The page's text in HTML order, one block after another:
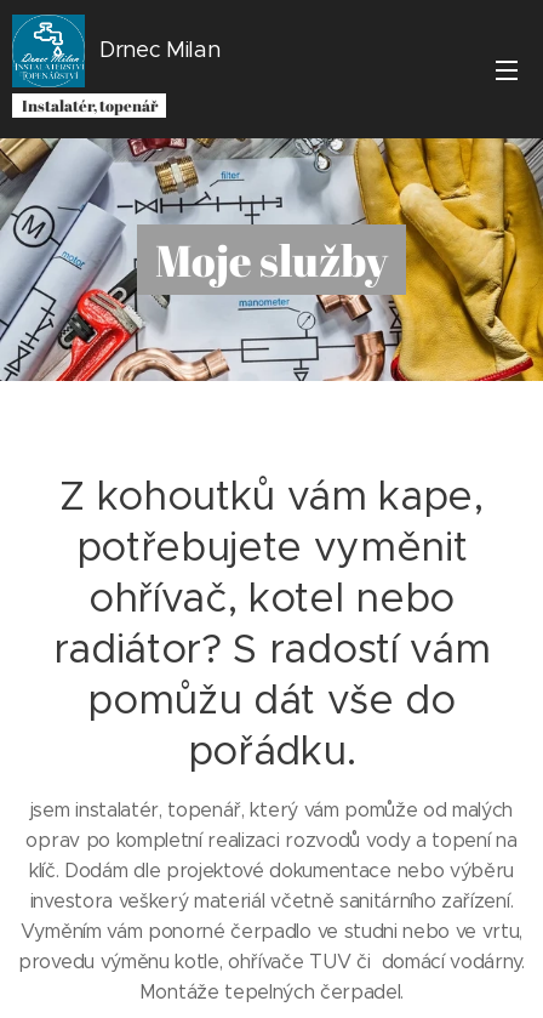
Drnec Milan
Instalatér, topenář
Moje služby
Z kohoutků vám kape,
potřebujete vyměnit
ohřívač, kotel nebo
radiátor? S radostí vám
pomůžu dát vše do
pořádku.
jsem instalatér, topenář, který vám pomůže od malých
oprav po kompletní realizaci rozvodů vody a topení na
klíč. Dodám dle projektové dokumentace nebo výběru
investora veškerý materiál včetně sanitárního zařízení.
Vyměním vám ponorné čerpadlo ve studni nebo ve vrtu,
provedu výměnu kotle, ohřívače TUV či domácí vodárny.
Montáže tepelných čerpadel.